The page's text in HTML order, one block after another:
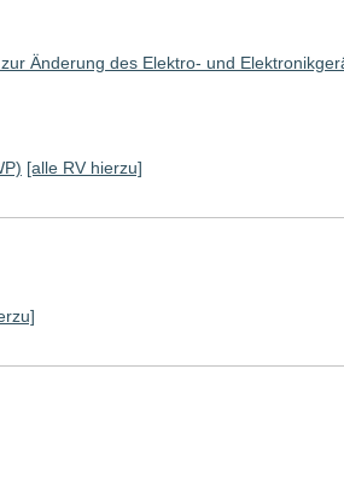
Änderung des Elektro- und
[alle RV hierzu]